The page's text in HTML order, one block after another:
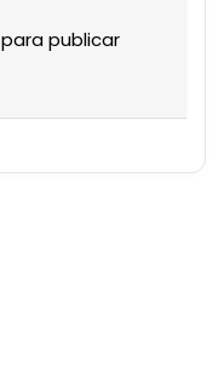
para publicar